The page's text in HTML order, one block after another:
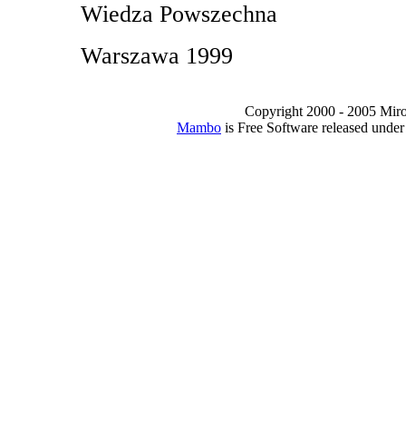
Wiedza Powszechna
Warszawa 1999
Copyright 2000 - 2005
Mambo is Free Software released